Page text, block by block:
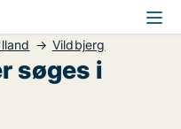
Vildbjerg
søges i